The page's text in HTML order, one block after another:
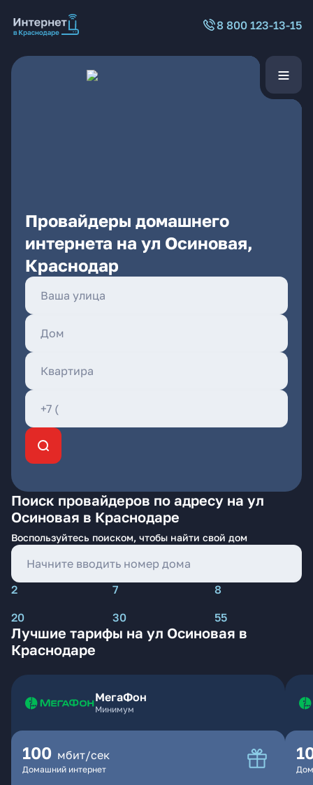
8 800 123-13-15
Провайдеры домашнего
интернета на ул Осиновая,
Краснодар
Поиск провайдеров по адресу на ул
Осиновая в Краснодаре
Воспользуйтесь поиском, чтобы найти свой дом
2 7
8
20
30 55
Лучшие тарифы на ул Осиновая в
Краснодаре
МегаФон
Минимум
100 мбит/сек
Домашний интернет